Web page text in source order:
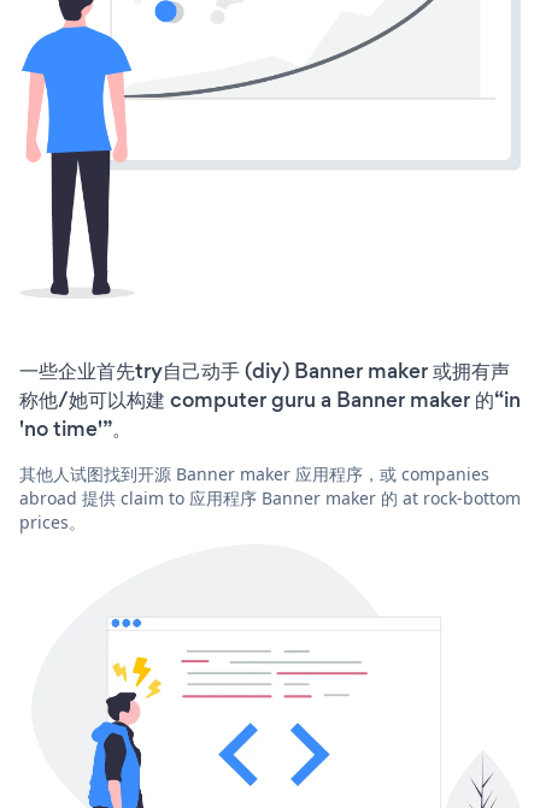
一些企业首先try自己动手 (diy) Banner maker 或拥有声
称他/她可以构建 computer guru a Banner maker 的“in
'no time'”。
其他人试图找到开源 Banner maker 应用程序，或 companies
abroad 提供 claim to 应用程序 Banner maker 的 at rock-bottom
prices。